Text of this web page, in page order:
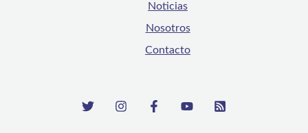
Noticias
Nosotros
Contacto